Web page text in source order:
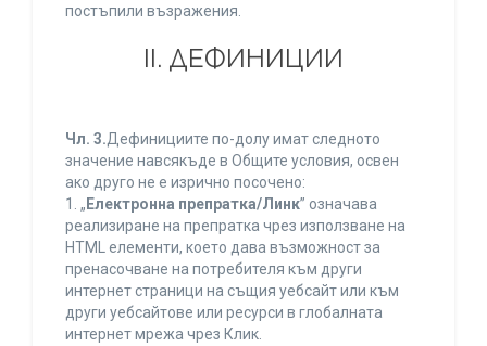
постъпили възражения.
ІІ. ДЕФИНИЦИИ
Чл. 3.Дефинициите по-долу имат следното
значение навсякъде в Общите условия, освен
ако друго не е изрично посочено:
1. „ Електронна препратка/Линк” означава
реализиране на препратка чрез използване на
HTML елементи, което дава възможност за
пренасочване на потребителя към други
интернет страници на същия уебсайт или към
други уебсайтове или ресурси в глобалната
интернет мрежа чрез Клик.